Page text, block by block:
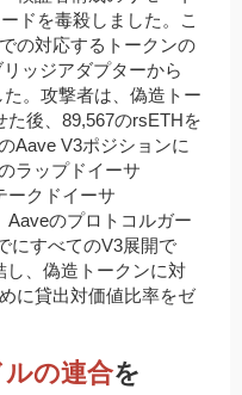
ドを毒殺しました。こ
の対応するトークンの
ッジアダプターから
。攻撃者は、偽造トー
た後、89,567のrsETHを
Aave V3ポジションに
ラップドイーサ
ークドイーサ
Aaveのプロトコルガー
にすべてのV3展開で
、偽造トークンに対
に貸出対価値比率をゼ
の連合を